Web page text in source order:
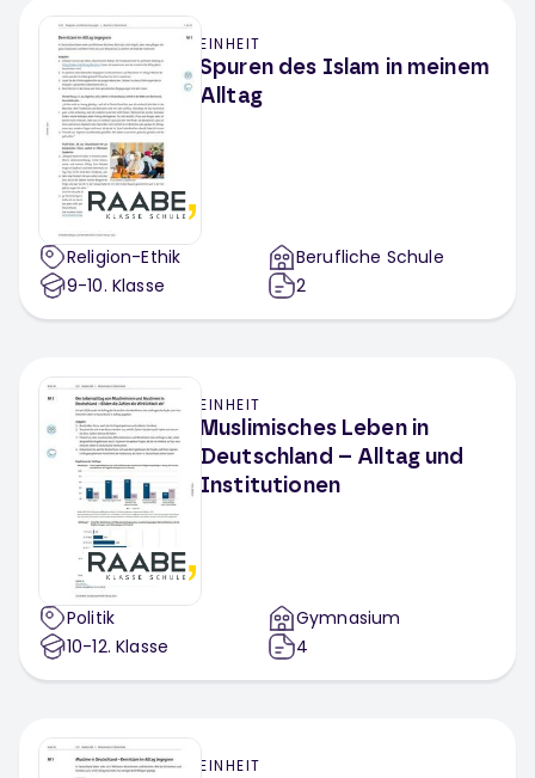
EINHEIT
Spuren des Islam in meinem
Alltag
Religion-Ethik
9-10. Klasse
Berufliche Schule
2
EINHEIT
Muslimisches Leben in
Deutschland – Alltag und
Institutionen
Politik
10-12. Klasse
Gymnasium
4
EINHEIT